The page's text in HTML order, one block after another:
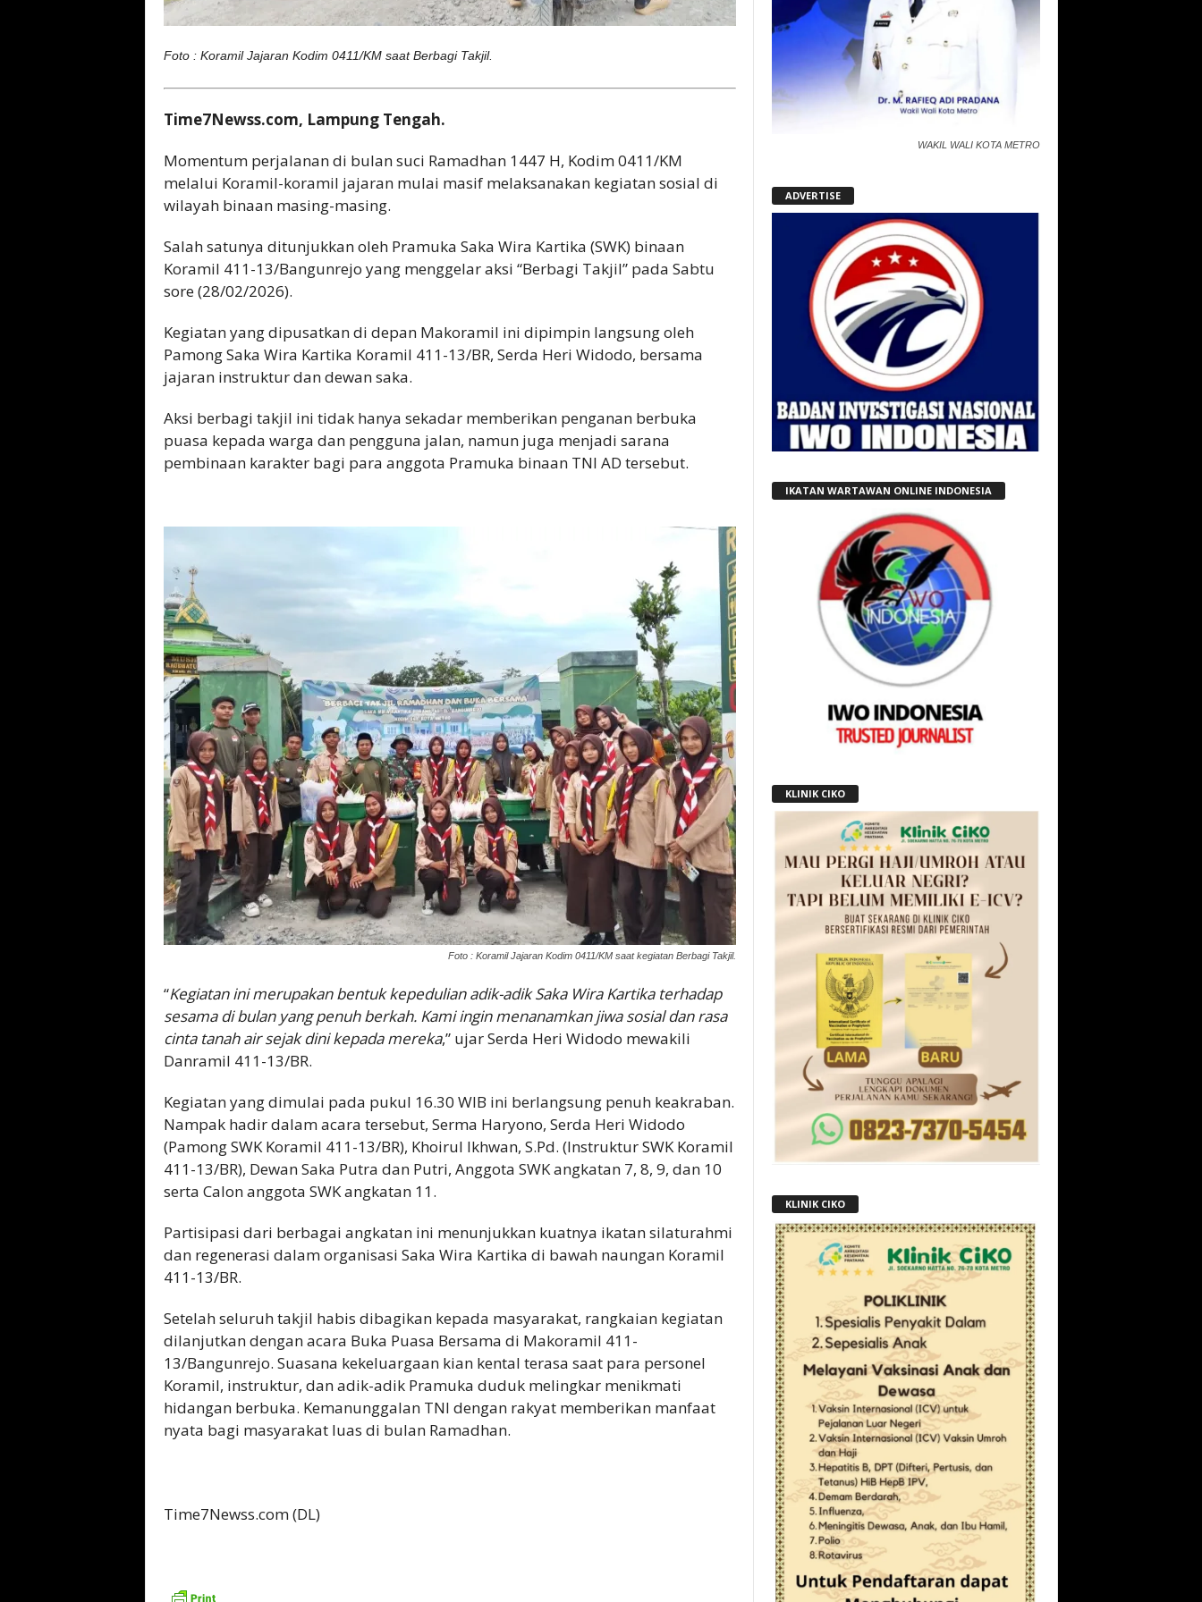
Foto : Koramil Jajaran Kodim 0411/KM saat Berbagi Takjil.
Time7Newss.com, Lampung Tengah.
Momentum perjalanan di bulan suci Ramadhan 1447 H, Kodim 0411/KM
melalui Koramil-koramil jajaran mulai masif melaksanakan kegiatan sosial di
wilayah binaan masing-masing.
Salah satunya ditunjukkan oleh Pramuka Saka Wira Kartika (SWK) binaan
Koramil 411-13/Bangunrejo yang menggelar aksi “Berbagi Takjil” pada Sabtu
sore (28/02/2026).
Kegiatan yang dipusatkan di depan Makoramil ini dipimpin langsung oleh
Pamong Saka Wira Kartika Koramil 411-13/BR, Serda Heri Widodo, bersama
jajaran instruktur dan dewan saka.
Aksi berbagi takjil ini tidak hanya sekadar memberikan penganan berbuka
puasa kepada warga dan pengguna jalan, namun juga menjadi sarana
pembinaan karakter bagi para anggota Pramuka binaan TNI AD tersebut.
Foto : Koramil Jajaran Kodim 0411/KM saat kegiatan Berbagi Takjil.
“Kegiatan ini merupakan bentuk kepedulian adik-adik Saka Wira Kartika terhadap
sesama di bulan yang penuh berkah. Kami ingin menanamkan jiwa sosial dan rasa
cinta tanah air sejak dini kepada mereka,” ujar Serda Heri Widodo mewakili
Danramil 411-13/BR.
Kegiatan yang dimulai pada pukul 16.30 WIB ini berlangsung penuh keakraban.
Nampak hadir dalam acara tersebut, Serma Haryono, Serda Heri Widodo
(Pamong SWK Koramil 411-13/BR), Khoirul Ikhwan, S.Pd. (Instruktur SWK Koramil
411-13/BR), Dewan Saka Putra dan Putri, Anggota SWK angkatan 7, 8, 9, dan 10
serta Calon anggota SWK angkatan 11.
Partisipasi dari berbagai angkatan ini menunjukkan kuatnya ikatan silaturahmi
dan regenerasi dalam organisasi Saka Wira Kartika di bawah naungan Koramil
411-13/BR.
Setelah seluruh takjil habis dibagikan kepada masyarakat, rangkaian kegiatan
dilanjutkan dengan acara Buka Puasa Bersama di Makoramil 411-
13/Bangunrejo. Suasana kekeluargaan kian kental terasa saat para personel
Koramil, instruktur, dan adik-adik Pramuka duduk melingkar menikmati
hidangan berbuka. Kemanunggalan TNI dengan rakyat memberikan manfaat
nyata bagi masyarakat luas di bulan Ramadhan.
Time7Newss.com (DL)
WAKIL WALI KOTA METRO
ADVERTISE
IKATAN WARTAWAN ONLINE INDONESIA
KLINIK CIKO
KLINIK CIKO